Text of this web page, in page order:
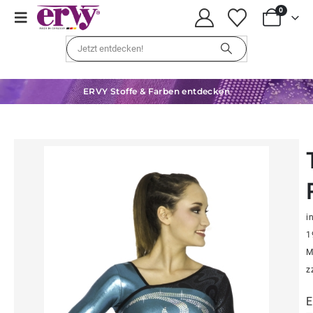
0
ERVY Stoffe & Farben entdecken